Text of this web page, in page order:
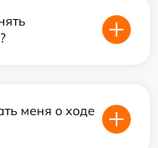
меня о ходе